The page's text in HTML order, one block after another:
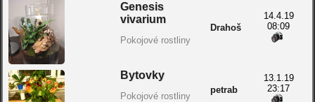
Genesis
vivarium
Pokojové rostliny
Drahoš
14.4.19
08:09
Bytovky
Pokojové rostliny
petrab
13.1.19
23:17